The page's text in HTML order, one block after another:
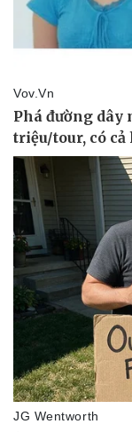
Bóng đá
Lịch thi đấu bóng đá
Thế giới thể thao
eSports
Hậu trường